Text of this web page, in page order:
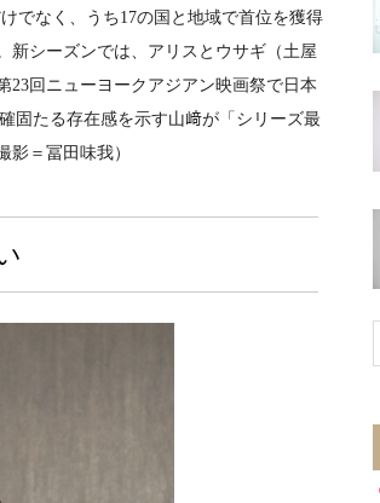
でなく、うち17の国と地域で首位を獲得
新シーズンでは、アリスとウサギ（土屋
23回ニューヨークアジアン映画祭で日本
固たる存在感を示す山﨑が「シリーズ最
＝冨田味我）